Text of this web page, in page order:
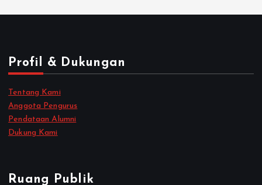
Profil & Dukungan
Tentang Kami
Anggota Pengurus
Pendataan Alumni
Dukung Kami
Ruang Publik